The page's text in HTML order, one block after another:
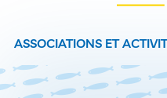
ASSOCIATIONS ET